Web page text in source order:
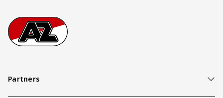
Footer
Ga naar onze homepage
Partners